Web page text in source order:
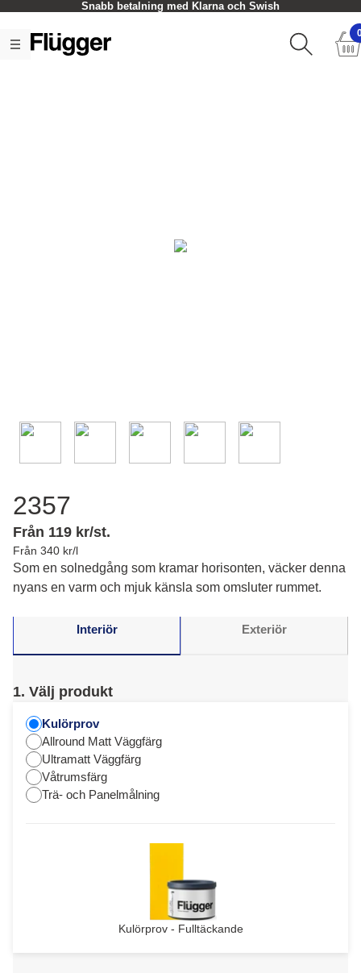
Snabb betalning med Klarna och Swish
2357
Från 119 kr/st.
Från 340 kr/l
Som en solnedgång som kramar horisonten, väcker denna
nyans en varm och mjuk känsla som omsluter rummet.
Interiör Exteriör
1. Välj produkt
Kulörprov
Allround Matt Väggfärg
Ultramatt Väggfärg
Våtrumsfärg
Trä- och Panelmålning
Kulörprov - Fulltäckande